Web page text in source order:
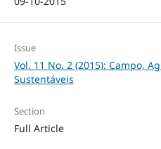
Issue
Vol. 11 No. 2 (2015): Campo,
Sustentáveis
Section
Full Article